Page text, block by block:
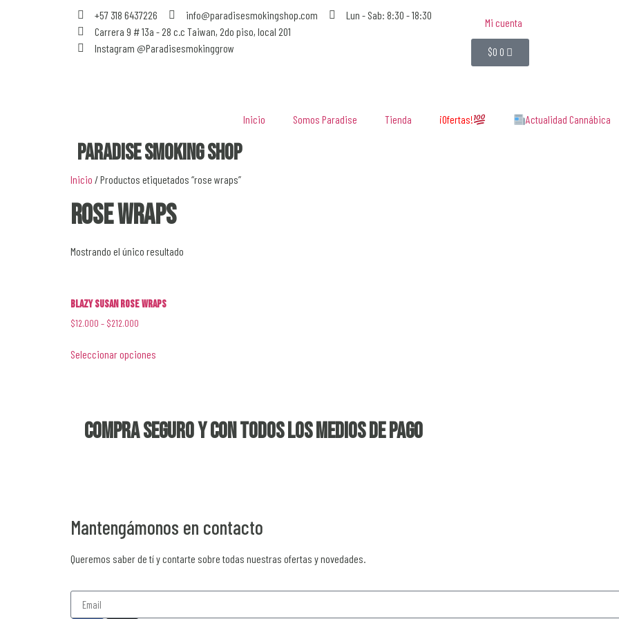
+57 318 6437226 info@paradisesmokingshop.com
Lun - Sab: 8:30 - 18:30
Carrera 9 # 13a - 28 c.c Taiwan, 2do piso, local 201
Instagram @Paradisesmokinggrow
Mi cuenta
$0 0
Inicio Somos Paradise Tienda ¡Ofertas! Actualidad Cannábica
Paradise Smoking Shop
Inicio / Productos etiquetados “rose wraps”
rose wraps
Mostrando el único resultado
Blazy Susan Rose Wraps
$12.000 – $212.000
Seleccionar opciones
Compra seguro y con todos los medios de pago
Mantengámonos en contacto
Queremos saber de tí y contarte sobre todas nuestras ofertas y novedades.